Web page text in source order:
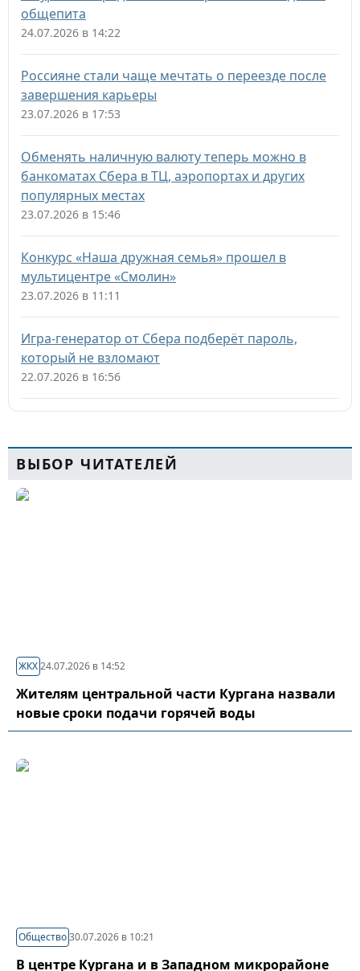
общепита
24.07.2026 в 14:22
Россияне стали чаще мечтать о переезде после
завершения карьеры
23.07.2026 в 17:53
Обменять наличную валюту теперь можно в
банкоматах Сбера в ТЦ, аэропортах и других
популярных местах
23.07.2026 в 15:46
Конкурс «Наша дружная семья» прошел в
мультицентре «Смолин»
23.07.2026 в 11:11
Игра-генератор от Сбера подберёт пароль,
который не взломают
22.07.2026 в 16:56
ВЫБОР ЧИТАТЕЛЕЙ
ЖКХ24.07.2026 в 14:52
Жителям центральной части Кургана назвали
новые сроки подачи горячей воды
Общество30.07.2026 в 10:21
В центре Кургана и в Западном микрорайоне